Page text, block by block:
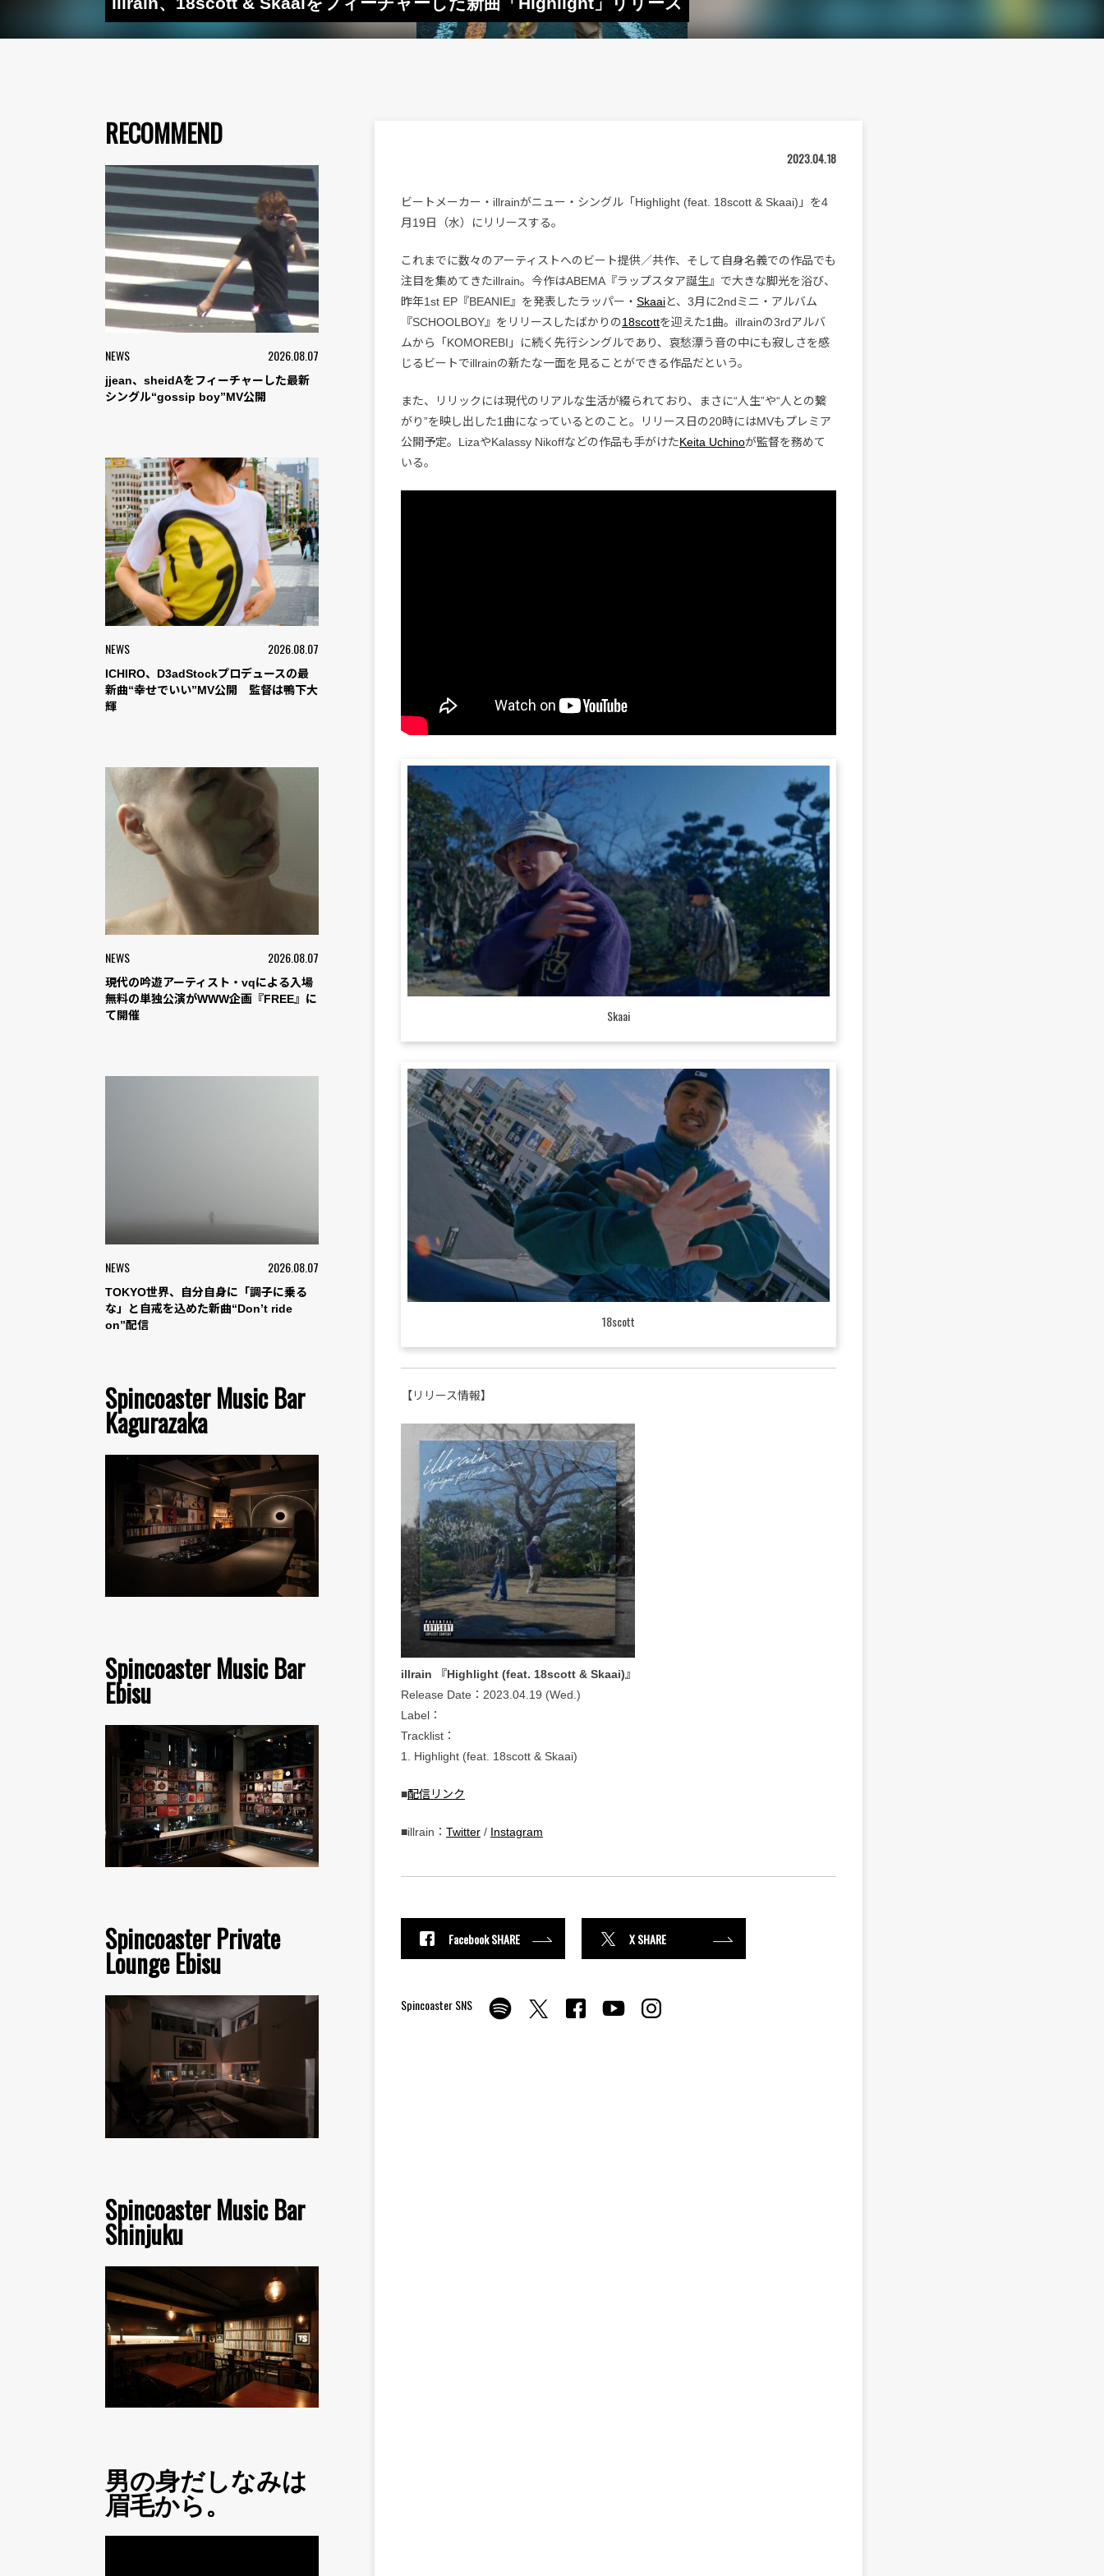
RECOMMEND
NEWS 2026.08.07
jjean、sheidAをフィーチャーした最新
シングル“gossip boy”MV公開
NEWS 2026.08.07
ICHIRO、D3adStockプロデュースの最
新曲“幸せでいい”MV公開 監督は鴨下大
輝
NEWS 2026.08.07
現代の吟遊アーティスト・vqによる入場
無料の単独公演がWWW企画『FREE』に
て開催
NEWS 2026.08.07
TOKYO世界、自分自身に「調子に乗る
な」と自戒を込めた新曲“Don’t ride
on”配信
Spincoaster Music Bar
Kagurazaka
Spincoaster Music Bar
Ebisu
Spincoaster Private
Lounge Ebisu
Spincoaster Music Bar
Shinjuku
男の身だしなみは
眉毛から。
2023.04.18
ビートメーカー・illrainがニュー・シングル「Highlight (feat. 18scott & Skaai)」を4
月19日（水）にリリースする。
これまでに数々のアーティストへのビート提供／共作、そして自身名義での作品でも
注目を集めてきたillrain。今作はABEMA『ラップスタア誕生』で大きな脚光を浴び、
昨年1st EP『BEANIE』を発表したラッパー・ Skaaiと、3月に2ndミニ・アルバム
『SCHOOLBOY』をリリースしたばかりの18scottを迎えた1曲。illrainの3rdアルバ
ムから「KOMOREBI」に続く先行シングルであり、哀愁漂う音の中にも寂しさを感
じるビートでillrainの新たな一面を見ることができる作品だという。
また、リリックには現代のリアルな生活が綴られており、まさに“人生”や“人との繋
がり”を映し出した1曲になっているとのこと。リリース日の20時にはMVもプレミア
公開予定。LizaやKalassy Nikoffなどの作品も手がけたKeita Uchinoが監督を務めて
いる。
Skaai
18scott
【リリース情報】
illrain 『Highlight (feat. 18scott & Skaai)』
Release Date：2023.04.19 (Wed.)
Label：
Tracklist：
1. Highlight (feat. 18scott & Skaai)
■配信リンク
■illrain： Twitter / Instagram
Facebook SHARE X SHARE
Spincoaster SNS